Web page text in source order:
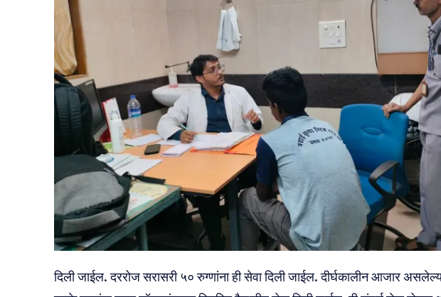
दिली जाईल. दररोज सरासरी ५० रुग्णांना ही सेवा दिली जाईल. दीर्घकालीन आजार